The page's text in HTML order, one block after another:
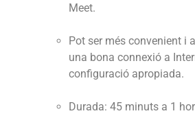
Meet.
Pot ser més convenient i
una bona connexió a
configuració apropiada.
Durada: 45 minuts a 1